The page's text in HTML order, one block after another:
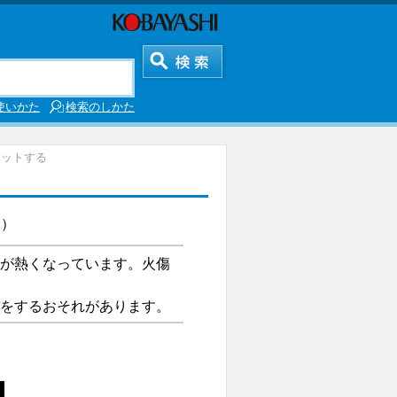
検索のしかた
いかた
トする
熱くなっています。火傷
するおそれがあります。